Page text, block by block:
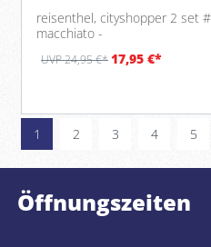
reisenthel, cityshopper 2 set
macchiato -
UVP 24,95 €*17,95 €*
1 2 3 4 5
Öffnungszeiten